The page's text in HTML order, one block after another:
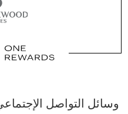
وسائل التواصل